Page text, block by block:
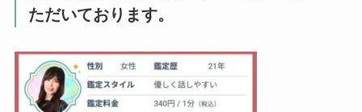
ただいております。